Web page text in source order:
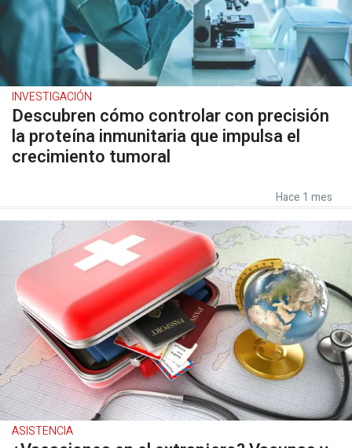
INVESTIGACIÓN
Descubren cómo controlar con precisión
la proteína inmunitaria que impulsa el
crecimiento tumoral
Hace 1 mes
ASISTENCIA